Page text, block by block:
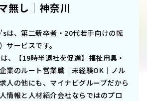
無し｜神奈川
は、第二新卒者・20代若手向けの転
サービスです。
、
【19時半退社を促進】福祉用具・
業のルート営業職｜未経験OK｜ノル
人の他にも、マイナビグループだから
情報と人材紹介会社ならではのプロ